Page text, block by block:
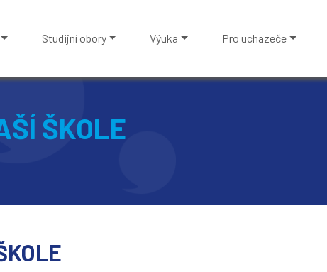
Studijní obory Výuka Pro uchazeče
ŠKOLE